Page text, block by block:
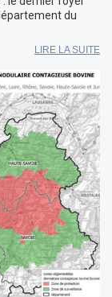
du
LIRE LA SUITE